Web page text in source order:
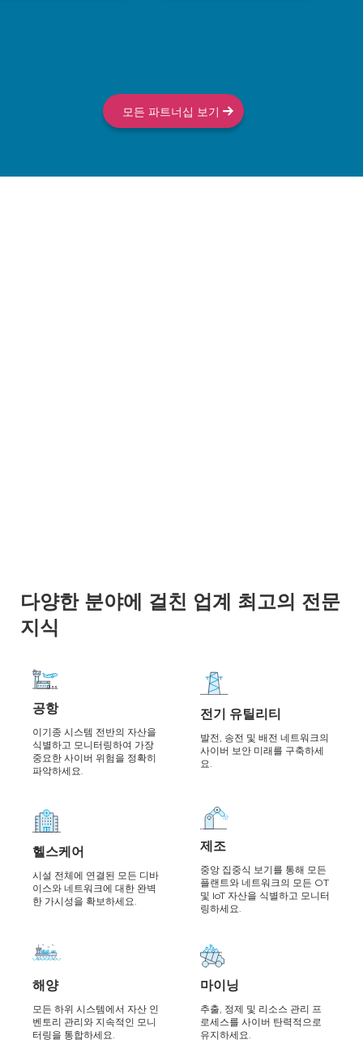
모든 파트너십 보기
다양한 분야에 걸친 업계 최고의 전문
지식
공항
이기종 시스템 전반의 자산을
식별하고 모니터링하여 가장
중요한 사이버 위험을 정확히
파악하세요.
전기 유틸리티
발전, 송전 및 배전 네트워크의
사이버 보안 미래를 구축하세
요.
헬스케어
시설 전체에 연결된 모든 디바
이스와 네트워크에 대한 완벽
한 가시성을 확보하세요.
제조
중앙 집중식 보기를 통해 모든
플랜트와 네트워크의 모든 OT
및 IoT 자산을 식별하고 모니터
링하세요.
해양
모든 하위 시스템에서 자산 인
벤토리 관리와 지속적인 모니
터링을 통합하세요.
마이닝
추출, 정제 및 리소스 관리 프
로세스를 사이버 탄력적으로
유지하세요.